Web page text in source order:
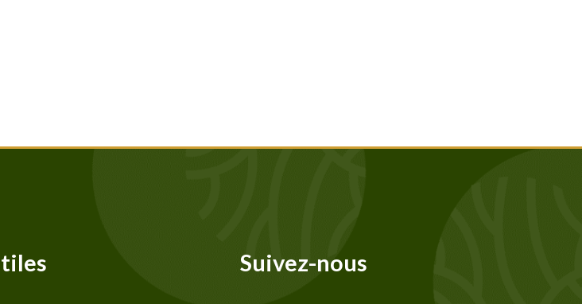
Suivez-nous